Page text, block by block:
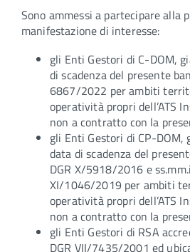
Sono ammessi a partecipare alla
manifestazione di interesse:
gli Enti Gestori di C-DOM,
di scadenza del presente
6867/2022 per ambiti
operatività propri dell’ATS
non a contratto con la
gli Enti Gestori di CP-
data di scadenza del
DGR X/5918/2016 e
XI/1046/2019 per ambiti
operatività propri dell’ATS
non a contratto con la
gli Enti Gestori di RSA
DGR VII/7435/2001 ed